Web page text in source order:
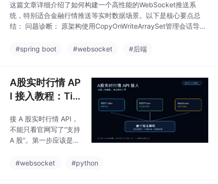
这篇文章详细介绍了如何构建一个高性能的WebSocket推送系
统，特别适合金融行情推送等实时数据场景。以下是核心要点总
结： 问题诊断： 原架构使用CopyOnWriteArraySet管理会话导致
积造成内存泄漏 解决方案： 服务端改用ConcurrentHashMap管
#spring boot #websocket #后端
A股实时行情 AP
I 接入教程：Tic
r、K线与 WebS
ocket 实测
接 A 股实时行情 API，
不能只看官网写了“支持
A 股”。第一步应该是拿
快照、K 线和 WebSoc
#websocket #python